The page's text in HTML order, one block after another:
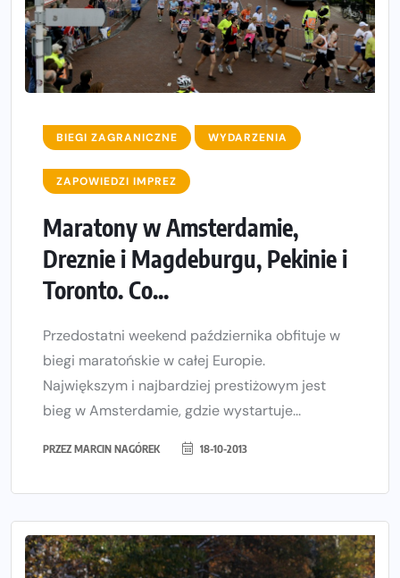
BIEGI ZAGRANICZNE WYDARZENIA
ZAPOWIEDZI IMPREZ
Maratony w Amsterdamie,
Dreznie i Magdeburgu, Pekinie i
Toronto. Co...
Przedostatni weekend października obfituje w
biegi maratońskie w całej Europie.
Największym i najbardziej prestiżowym jest
bieg w Amsterdamie, gdzie wystartuje...
PRZEZ MARCIN NAGÓREK 18-10-2013